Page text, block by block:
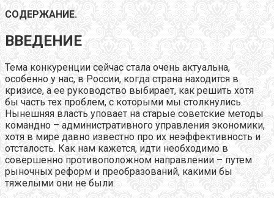
СОДЕРЖАНИЕ.
ВВЕДЕНИЕ
Тема конкуренции сейчас стала очень актуальна,
особенно у нас, в России, когда страна находится в
кризисе, а ее руководство выбирает, как решить хотя
бы часть тех проблем, с которыми мы столкнулись.
Нынешняя власть уповает на старые советские методы
командно – административного управления экономики,
хотя в мире давно известно про их неэффективность и
отсталость. Как нам кажется, идти необходимо в
совершенно противоположном направлении – путем
рыночных реформ и преобразований, какими бы
тяжелыми они не были.